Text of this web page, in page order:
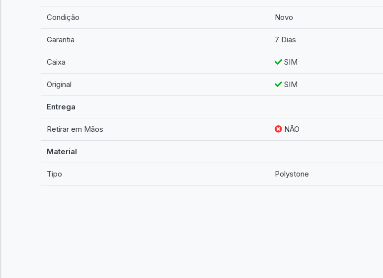
Condição Novo
Garantia 7 Dias
Caixa SIM
Original SIM
Entrega
Retirar em Mãos NÃO
Material
Tipo Polystone